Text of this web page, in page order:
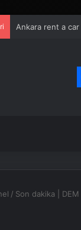
Kurumsal İnternet
/ Son dakika |